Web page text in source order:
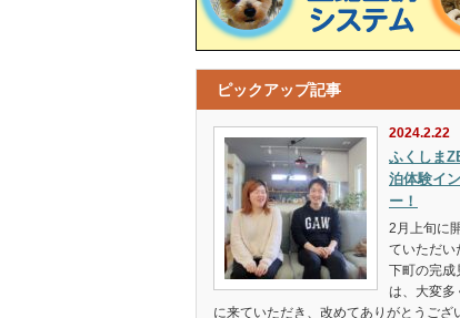
ピックアップ記事
2024.2.22
ふくしま
泊体験イ
ー！
2月上旬に
ていただい
下町の完成
は、大変多
に来ていただき、改めてありがとうござ